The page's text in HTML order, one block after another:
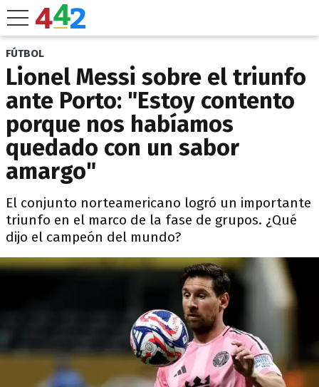
FÚTBOL
Lionel Messi sobre el triunfo
ante Porto: "Estoy contento
porque nos habíamos
quedado con un sabor
amargo"
El conjunto norteamericano logró un importante
triunfo en el marco de la fase de grupos. ¿Qué
dijo el campeón del mundo?